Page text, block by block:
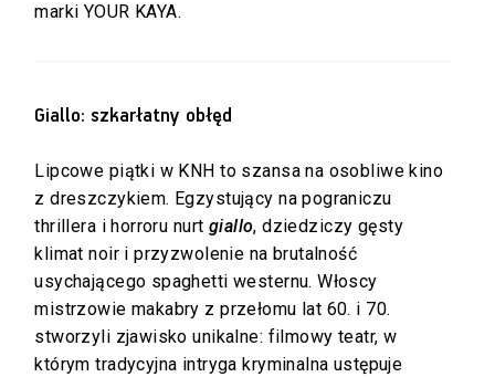
marki YOUR KAYA.
Giallo: szkarłatny obłęd
Lipcowe piątki w KNH to szansa na osobliwe kino
z dreszczykiem. Egzystujący na pograniczu
thrillera i horroru nurt giallo, dziedziczy gęsty
klimat noir i przyzwolenie na brutalność
usychającego spaghetti westernu. Włoscy
mistrzowie makabry z przełomu lat 60. i 70.
stworzyli zjawisko unikalne: filmowy teatr, w
którym tradycyjna intryga kryminalna ustępuje